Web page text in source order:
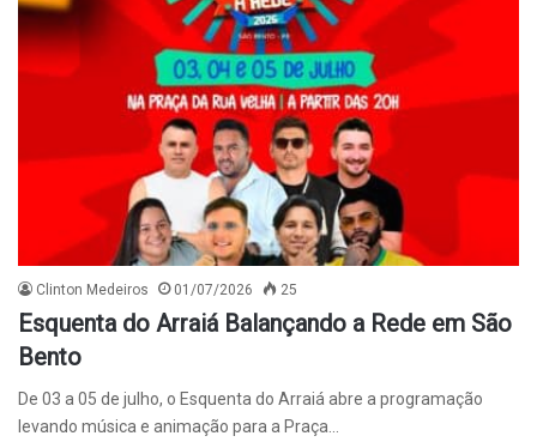
Clinton Medeiros 01/07/2026 25
Esquenta do Arraiá Balançando a Rede em São
Bento
De 03 a 05 de julho, o Esquenta do Arraiá abre a programação
levando música e animação para a Praça…